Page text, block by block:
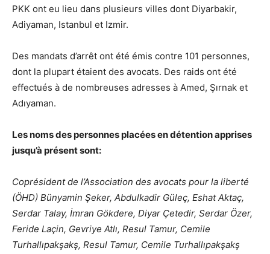
PKK ont eu lieu dans plusieurs villes dont Diyarbakir,
Adiyaman, Istanbul et Izmir.
Des mandats d’arrêt ont été émis contre 101 personnes,
dont la plupart étaient des avocats. Des raids ont été
effectués à de nombreuses adresses à Amed, Şırnak et
Adıyaman.
Les noms des personnes placées en détention apprises
jusqu’à présent sont:
Coprésident de l’Association des avocats pour la liberté
(ÖHD) Bünyamin Şeker, Abdulkadir Güleç, Eshat Aktaç,
Serdar Talay, İmran Gökdere, Diyar Çetedir, Serdar Özer,
Feride Laçin, Gevriye Atlı, Resul Tamur, Cemile
Turhallıpakşakş, Resul Tamur, Cemile Turhallıpakşakş